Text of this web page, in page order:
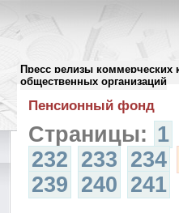
Пресс релизы коммерческих
общественных организаций
Архив пресс-релизов//
Пенсионный фонд
Страницы: 1
232 233 234
239 240 241